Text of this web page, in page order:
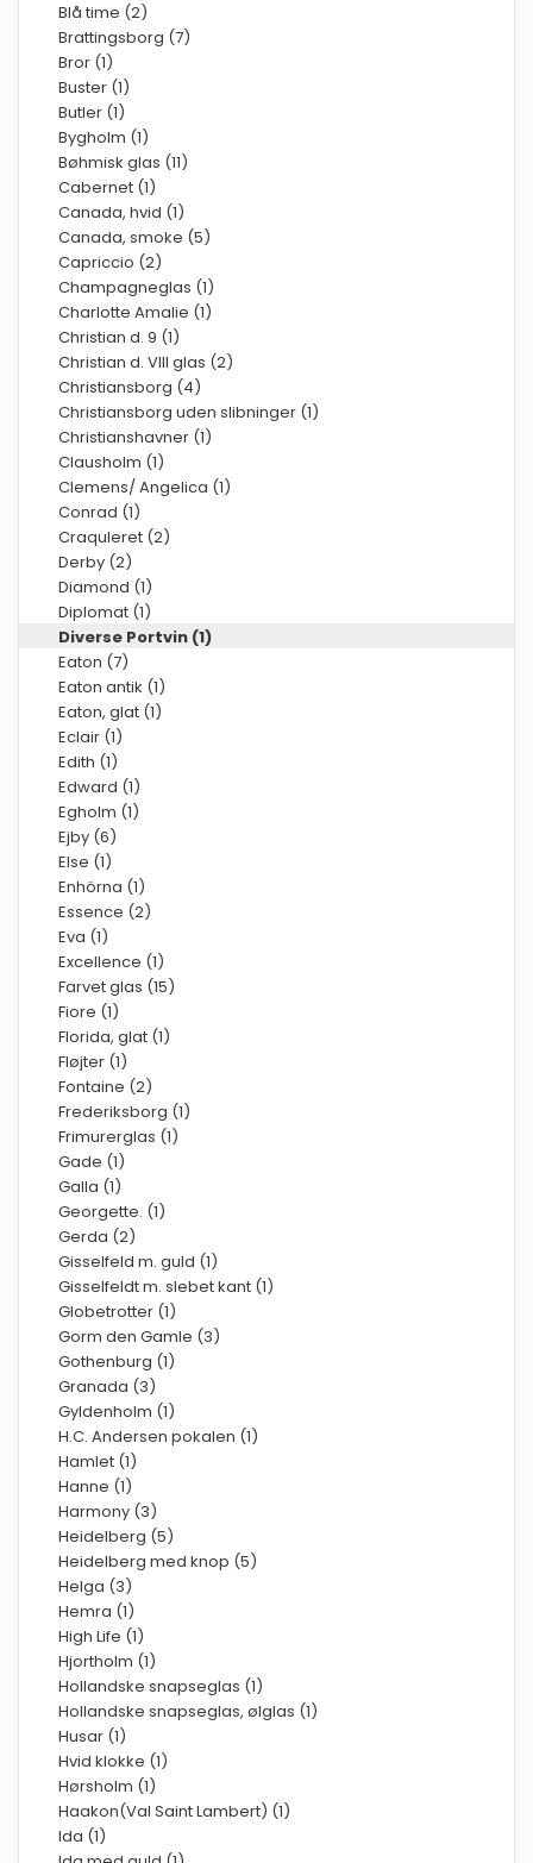
Blå time (2)
Brattingsborg (7)
Bror (1)
Buster (1)
Butler (1)
Bygholm (1)
Bøhmisk glas (11)
Cabernet (1)
Canada, hvid (1)
Canada, smoke (5)
Capriccio (2)
Champagneglas (1)
Charlotte Amalie (1)
Christian d. 9 (1)
Christian d. VIII glas (2)
Christiansborg (4)
Christiansborg uden slibninger (1)
Christianshavner (1)
Clausholm (1)
Clemens/ Angelica (1)
Conrad (1)
Craquleret (2)
Derby (2)
Diamond (1)
Diplomat (1)
Diverse Portvin (1)
Eaton (7)
Eaton antik (1)
Eaton, glat (1)
Eclair (1)
Edith (1)
Edward (1)
Egholm (1)
Ejby (6)
Else (1)
Enhörna (1)
Essence (2)
Eva (1)
Excellence (1)
Farvet glas (15)
Fiore (1)
Florida, glat (1)
Fløjter (1)
Fontaine (2)
Frederiksborg (1)
Frimurerglas (1)
Gade (1)
Galla (1)
Georgette. (1)
Gerda (2)
Gisselfeld m. guld (1)
Gisselfeldt m. slebet kant (1)
Globetrotter (1)
Gorm den Gamle (3)
Gothenburg (1)
Granada (3)
Gyldenholm (1)
H.C. Andersen pokalen (1)
Hamlet (1)
Hanne (1)
Harmony (3)
Heidelberg (5)
Heidelberg med knop (5)
Helga (3)
Hemra (1)
High Life (1)
Hjortholm (1)
Hollandske snapseglas (1)
Hollandske snapseglas, ølglas (1)
Husar (1)
Hvid klokke (1)
Hørsholm (1)
Haakon(Val Saint Lambert) (1)
Ida (1)